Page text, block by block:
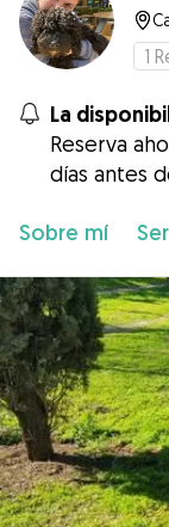
1
La
Reserva
días antes
Sobre mí